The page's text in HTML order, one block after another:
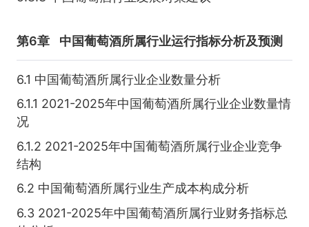
第6章 中国葡萄酒所属行业运行指标分析及预测
6.1 中国葡萄酒所属行业企业数量分析
6.1.1 2021-2025年中国葡萄酒所属行业企业数量情
况
6.1.2 2021-2025年中国葡萄酒所属行业企业竞争
结构
6.2 中国葡萄酒所属行业生产成本构成分析
6.3 2021-2025年中国葡萄酒所属行业财务指标总